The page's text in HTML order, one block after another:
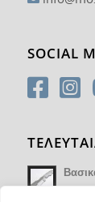
SOCIAL
14